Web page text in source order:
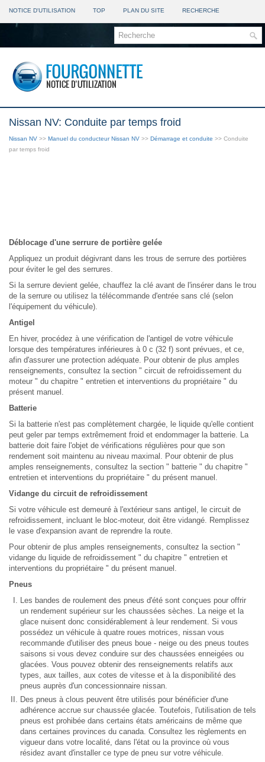
NOTICE D'UTILISATION TOP PLAN DU SITE RECHERCHE
Nissan NV: Conduite par temps froid
Nissan NV >> Manuel du conducteur Nissan NV >> Démarrage et conduite >> Conduite
par temps froid
Déblocage d'une serrure de portière gelée
Appliquez un produit dégivrant dans les trous de serrure des portières
pour éviter le gel des serrures.
Si la serrure devient gelée, chauffez la clé avant de l'insérer dans le trou
de la serrure ou utilisez la télécommande d'entrée sans clé (selon
l'équipement du véhicule).
Antigel
En hiver, procédez à une vérification de l'antigel de votre véhicule
lorsque des températures inférieures à 0 c (32 f) sont prévues, et ce,
afin d'assurer une protection adéquate. Pour obtenir de plus amples
renseignements, consultez la section " circuit de refroidissement du
moteur " du chapitre " entretien et interventions du propriétaire " du
présent manuel.
Batterie
Si la batterie n'est pas complètement chargée, le liquide qu'elle contient
peut geler par temps extrêmement froid et endommager la batterie. La
batterie doit faire l'objet de vérifications régulières pour que son
rendement soit maintenu au niveau maximal. Pour obtenir de plus
amples renseignements, consultez la section " batterie " du chapitre "
entretien et interventions du propriétaire " du présent manuel.
Vidange du circuit de refroidissement
Si votre véhicule est demeuré à l'extérieur sans antigel, le circuit de
refroidissement, incluant le bloc-moteur, doit être vidangé. Remplissez
le vase d'expansion avant de reprendre la route.
Pour obtenir de plus amples renseignements, consultez la section "
vidange du liquide de refroidissement " du chapitre " entretien et
interventions du propriétaire " du présent manuel.
Pneus
Les bandes de roulement des pneus d'été sont conçues pour offrir
un rendement supérieur sur les chaussées sèches. La neige et la
glace nuisent donc considérablement à leur rendement. Si vous
possédez un véhicule à quatre roues motrices, nissan vous
recommande d'utiliser des pneus boue - neige ou des pneus toutes
saisons si vous devez conduire sur des chaussées enneigées ou
glacées. Vous pouvez obtenir des renseignements relatifs aux
types, aux tailles, aux cotes de vitesse et à la disponibilité des
pneus auprès d'un concessionnaire nissan.
Des pneus à clous peuvent être utilisés pour bénéficier d'une
adhérence accrue sur chaussée glacée. Toutefois, l'utilisation de tels
pneus est prohibée dans certains états américains de même que
dans certaines provinces du canada. Consultez les règlements en
vigueur dans votre localité, dans l'état ou la province où vous
résidez avant d'installer ce type de pneu sur votre véhicule.